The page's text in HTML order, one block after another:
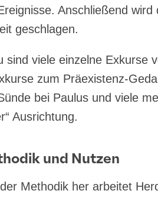
Anschlie­ßend
geschlagen.
sind vie­le ein­zel­ne Exkur­se
zum Prä­exis­tenz-
bei Pau­lus und vie­le
Ausrichtung.
und Nutzen
Metho­dik her arbei­tet